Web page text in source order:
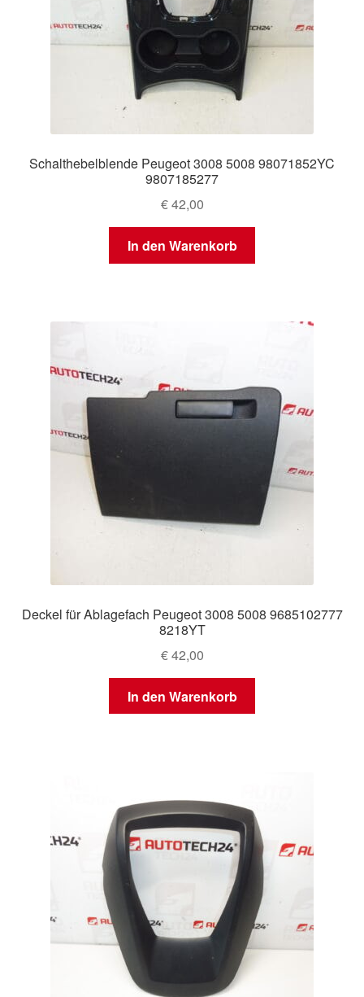
Schalthebelblende Peugeot 3008 5008 98071852YC
9807185277
€42,00
In den Warenkorb
Deckel für Ablagefach Peugeot 3008 5008 9685102777
8218YT
€42,00
In den Warenkorb